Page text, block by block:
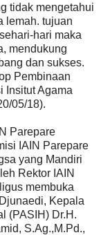
tidak mengetahui
lemah. tujuan
hari maka
mendukung
dan sukses.
Pembinaan
Insitut Agama
05/18).
Parepare
IAIN Parepare
yang Mandiri
Rektor IAIN
membuka
Kepala
(PASIH) Dr.H.
S.Ag.,M.Pd.,